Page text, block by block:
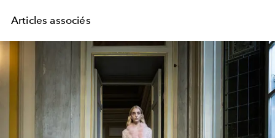
Articles associés